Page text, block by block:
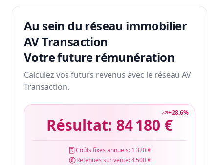
Au sein du réseau immobilier
AV Transaction
Votre future rémunération
Calculez vos futurs revenus avec le réseau AV
Transaction.
+28.6%
Résultat: 84 180 €
Coûts fixes annuels: 1 320 €
Retenues sur vente:4 500 €